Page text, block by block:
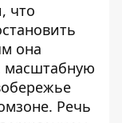
что
она
масштабную
Речь